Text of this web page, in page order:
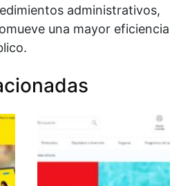
administrativos,
una mayor eficiencia